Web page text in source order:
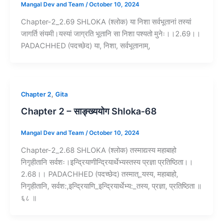
Mangal Dev and Team /October 10, 2024
Chapter-2_2.69 SHLOKA (श्लोक) या निशा सर्वभूतानां तस्यां
जागर्ति संयमी।यस्यां जाग्रति भूतानि सा निशा पश्यतो मुनेः।।2.69।।
PADACHHED (पदच्छेद) या, निशा, सर्वभूतानाम्,
Chapter 2, Gita
Chapter 2 – साङ्ख्ययोग Shloka-68
Mangal Dev and Team /October 10, 2024
Chapter-2_2.68 SHLOKA (श्लोक) तस्माद्यस्य महाबाहो
निगृहीतानि सर्वशः।इन्द्रियाणीन्द्रियार्थेभ्यस्तस्य प्रज्ञा प्रतिष्ठिता।।
2.68।। PADACHHED (पदच्छेद) तस्मात्_यस्य, महाबाहो,
निगृहीतानि, सर्वश:,इन्द्रियाणि_इन्द्रियार्थेभ्य:_तस्य, प्रज्ञा, प्रतिष्ठिता ॥
६८ ॥